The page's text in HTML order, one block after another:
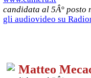
candidata al 5Â°
gli audiovideo su
Matteo